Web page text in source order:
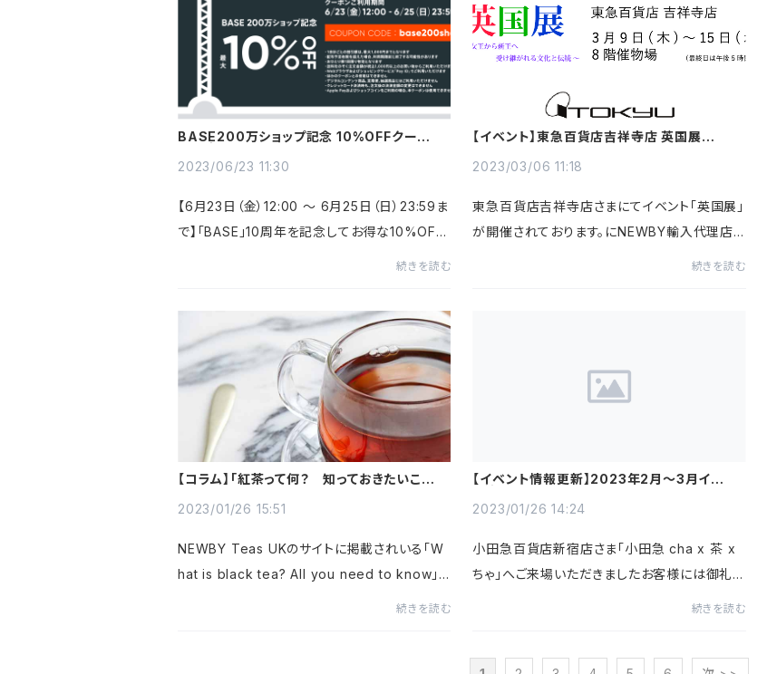
BASE200万ショップ記念 10%OFFクーポン
2023/06/23 11:30
【6月23日（金）12:00 〜 6月25日（日）23:59ま
で】「BASE」10周年を記念してお得な10%OFF
さい。新作商品や人気商品にもご利用...
続きを読む
【イベント】東急百貨店吉祥寺店 英国展
2023/03/06 11:18
東急百貨店吉祥寺店さまにてイベント「英国展」
が開催されております。にNEWBY輸入代理店
続きを読む
【コラム】「紅茶って何？ 知っておきたいこと」
2023/01/26 15:51
NEWBY Teas UKのサイトに掲載されいる「W
hat is black tea? All you need to know」。
続きを読む
【イベント情報更新】2023年2月～3月イベン
2023/01/26 14:24
小田急百貨店新宿店さま「小田急 cha x 茶 x
ちゃ」へご来場いただきましたお客様には御礼
続きを読む